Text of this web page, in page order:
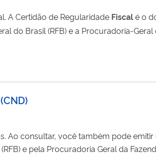
perante a Fazenda Nacional. A Certidão de Regularidade Fiscalé o
do Brasil (RFB) e a Procuradoria-Geral
(CND)
Ao consultar, você também pode emitir